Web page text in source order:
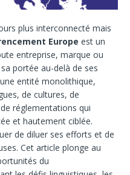
plus interconnecté mais
Europe est un
entreprise, marque ou
portée au-delà de ses
entité monolithique,
de cultures, de
réglementations qui
et hautement ciblée.
de diluer ses efforts et de
Cet article plonge au
du